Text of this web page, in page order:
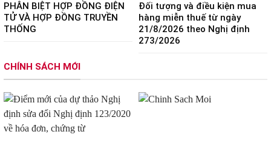
PHÂN BIỆT HỢP ĐỒNG ĐIỆN
TỬ VÀ HỢP ĐỒNG TRUYỀN
THỐNG
Đối tượng và điều kiện mua
hàng miễn thuế từ ngày
21/8/2026 theo Nghị định
273/2026
CHÍNH SÁCH MỚI